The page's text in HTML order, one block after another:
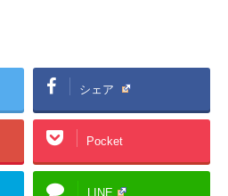
シェア
Pocket
LINE